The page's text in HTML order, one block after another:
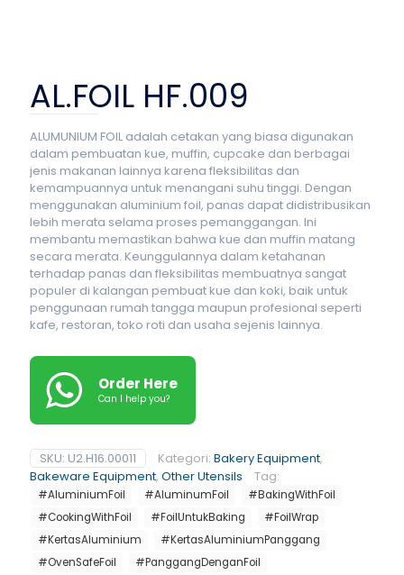
AL.FOIL HF.009
ALUMUNIUM FOIL adalah cetakan yang biasa digunakan
dalam pembuatan kue, muffin, cupcake dan berbagai
jenis makanan lainnya karena fleksibilitas dan
kemampuannya untuk menangani suhu tinggi. Dengan
menggunakan aluminium foil, panas dapat didistribusikan
lebih merata selama proses pemanggangan. Ini
membantu memastikan bahwa kue dan muffin matang
secara merata. Keunggulannya dalam ketahanan
terhadap panas dan fleksibilitas membuatnya sangat
populer di kalangan pembuat kue dan koki, baik untuk
penggunaan rumah tangga maupun profesional seperti
kafe, restoran, toko roti dan usaha sejenis lainnya.
Order Here
Can I help you?
SKU: U2.H16.00011 Kategori: Bakery Equipment,
Bakeware Equipment, Other Utensils Tag:
#AluminiumFoil #AluminumFoil
#BakingWithFoil
#CookingWithFoil
#FoilUntukBaking
#FoilWrap
#KertasAluminium
#KertasAluminiumPanggang
#OvenSafeFoil
#PanggangDenganFoil